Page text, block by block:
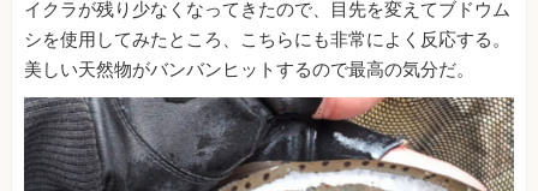
イクラが残り少なくなってきたので、目先を変えてブドウム
シを使用してみたところ、こちらにも非常によく反応する。
美しい天然物がバンバンヒットするので最高の気分だ。